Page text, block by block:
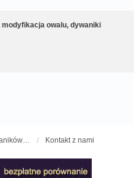
owalu, dywaniki
Forum mechaników samochodowych Kontakt z nami